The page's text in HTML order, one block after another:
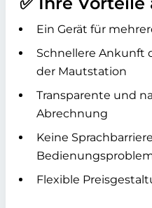
Ein Gerät für
Schnellere Ankunft
der Mautstation
Transparente und
Abrechnung
Keine
Flexible